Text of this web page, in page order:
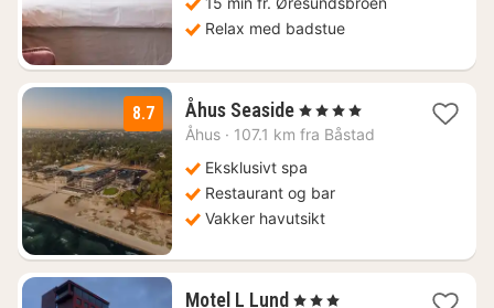
Relax med badstue
8.7 Åhus Seaside1
natt
1328
kr.
, 4 Stjerner
Åhus · 107.1 km fra Båstad
Eksklusivt spa
Restaurant og bar
Vakker havutsikt
Motel L Lund 1
, 3 Stjerner